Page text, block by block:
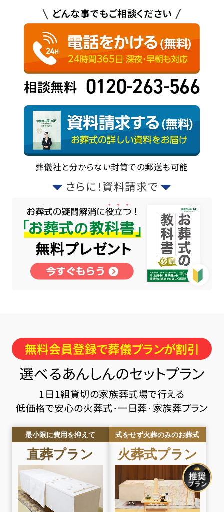
どんな事でもご相談ください
相談無料 0120-263-566
葬儀社と分からない封筒での郵送も可能
さらに！資料請求で
無料会員登録で葬儀プランが割引
選べるあんしんのセットプラン
1日1組貸切の家族葬式場で行える
低価格で安心の火葬式･一日葬･家族葬プラン
最小限に費用を抑えて
直葬プラン
式をせず火葬のみのお葬式
火葬式プラン